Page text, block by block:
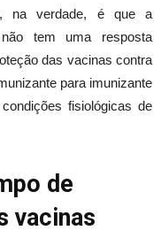
na verdade, é que a
tem uma resposta
das vacinas contra
para imunizante
fisiológicas de
de
vacinas